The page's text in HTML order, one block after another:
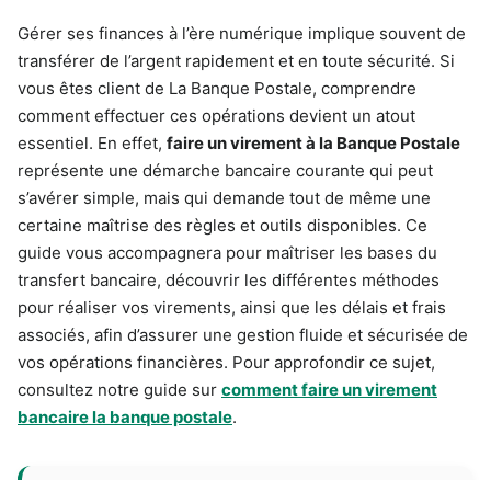
Gérer ses finances à l’ère numérique implique souvent de
transférer de l’argent rapidement et en toute sécurité. Si
vous êtes client de La Banque Postale, comprendre
comment effectuer ces opérations devient un atout
essentiel. En effet, faire un virement à la Banque Postale
représente une démarche bancaire courante qui peut
s’avérer simple, mais qui demande tout de même une
certaine maîtrise des règles et outils disponibles. Ce
guide vous accompagnera pour maîtriser les bases du
transfert bancaire, découvrir les différentes méthodes
pour réaliser vos virements, ainsi que les délais et frais
associés, afin d’assurer une gestion fluide et sécurisée de
vos opérations financières. Pour approfondir ce sujet,
consultez notre guide sur comment faire un virement
bancaire la banque postale.